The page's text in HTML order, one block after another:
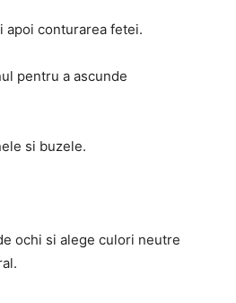
apoi conturarea fetei.
pentru a ascunde
si buzele.
ochi si alege culori neutre